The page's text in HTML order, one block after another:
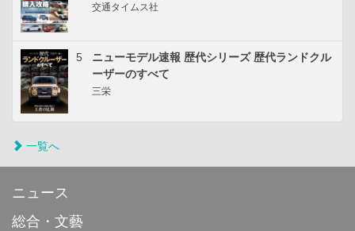
交通タイムス社
5
ニューモデル速報 歴代シリーズ 歴代ランドクル
ーザーのすべて
三栄
一覧へ
ニュース
総合・文藝